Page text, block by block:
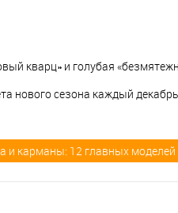
кварц» и голубая
нового сезона каждый
и карманы: 12 главных